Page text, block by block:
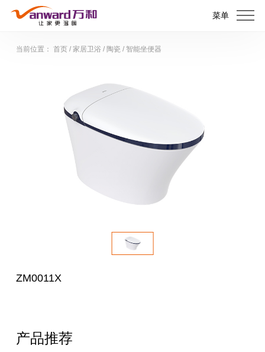
菜单
当前位置： 首页/ 家居卫浴 / 陶瓷 / 智能坐便器
ZM0011X
产品推荐